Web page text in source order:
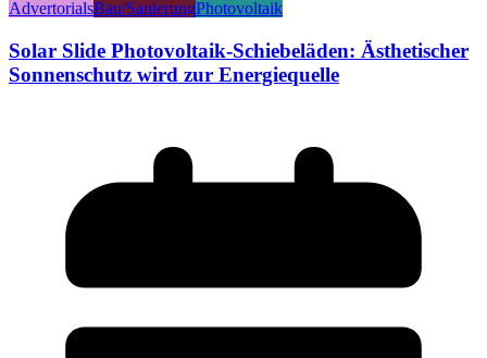
AdvertorialsBau/SanierungPhotovoltaik
Solar Slide Photovoltaik-Schiebeläden: Ästhetischer
Sonnenschutz wird zur Energiequelle